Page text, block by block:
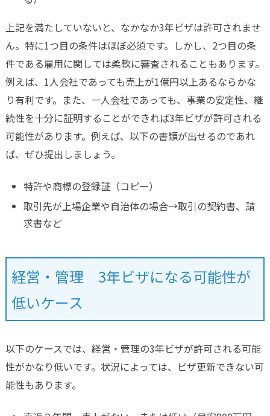
上記を満たしていないと、なかなか3年ビザは許可されませ
ん。特に1つ目の条件はほぼ必須です。しかし、2つ目の条
件である雇用に関しては柔軟に審査されることもあります。
例えば、1人会社であっても売上が1億円以上あるならかな
り有利です。また、一人会社であっても、事業の安定性、継
続性を十分に証明することができれば3年ビザが許可される
可能性があります。例えば、以下の書類が出せるのであれ
ば、ぜひ提出しましょう。
特許や商標の登録証（コピー）
取引先が上場企業や自治体の場合→取引の契約書、請
求書など
経営・管理 3年ビザになる可能性が
低いケース
以下のケースでは、経営・管理の3年ビザが許可される可能
性がかなり低いです。状況によっては、ビザ更新できない可
能性もあります。